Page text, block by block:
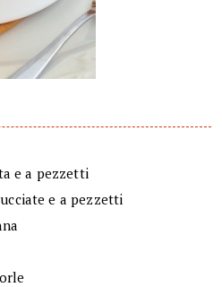
e a pezzetti
e a pezzetti